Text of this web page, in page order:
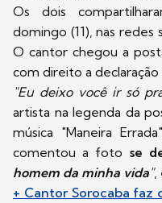
Os dois
domingo (11), nas redes
O cantor chegou a
com direito a declaração
"Eu deixo você ir só
artista na legenda da
música "Maneira
comentou a foto se
homem da minha vida",
+ Cantor Sorocaba faz